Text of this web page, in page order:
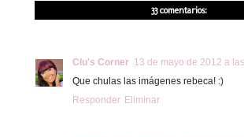
33 comentarios:
Clu's Corner 13 de mayo de 2012 a
Que chulas las imágenes rebeca! :)
Responder Eliminar